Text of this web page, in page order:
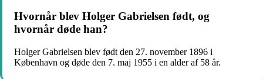
Hvornår blev Holger Gabrielsen født, og
hvornår døde han?
Holger Gabrielsen blev født den 27. november 1896 i
København og døde den 7. maj 1955 i en alder af 58 år.